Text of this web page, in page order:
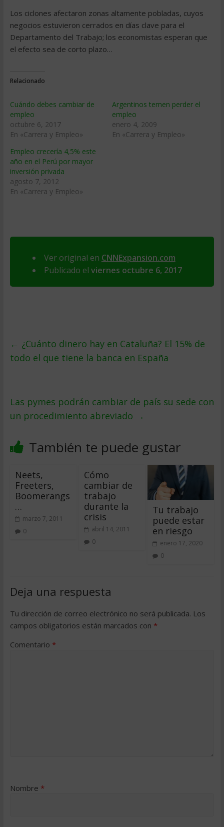
Los ciclones afectaron zonas altamente pobladas, cuyos
negocios estuvieron cerrados en días clave para el
Departamento del Trabajo; los economistas esperan que
el efecto sea de corto plazo…
Relacionado
Cuándo debes cambiar de
empleo
octubre 6, 2017
En «Carrera y Empleo»
Argentinos temen perder el
empleo
enero 4, 2009
En «Carrera y Empleo»
Empleo crecería 4,5% este
año en el Perú por mayor
inversión privada
agosto 7, 2012
En «Carrera y Empleo»
Ver original en CNNExpansion.com
Publicado el viernes octubre 6, 2017
← ¿Cuánto dinero hay en Cataluña? El 15% de
todo el que tiene la banca en España
Las pymes podrán cambiar de país su sede con
un procedimiento abreviado →
También te puede gustar
Neets,
Freeters,
Boomerangs
…
marzo 7, 2011
0
Cómo
cambiar de
trabajo
durante la
crisis
abril 14, 2011
0
Tu trabajo
puede estar
en riesgo
enero 17, 2020
0
Deja una respuesta
Tu dirección de correo electrónico no será publicada. Los
campos obligatorios están marcados con *
Comentario *
Nombre *